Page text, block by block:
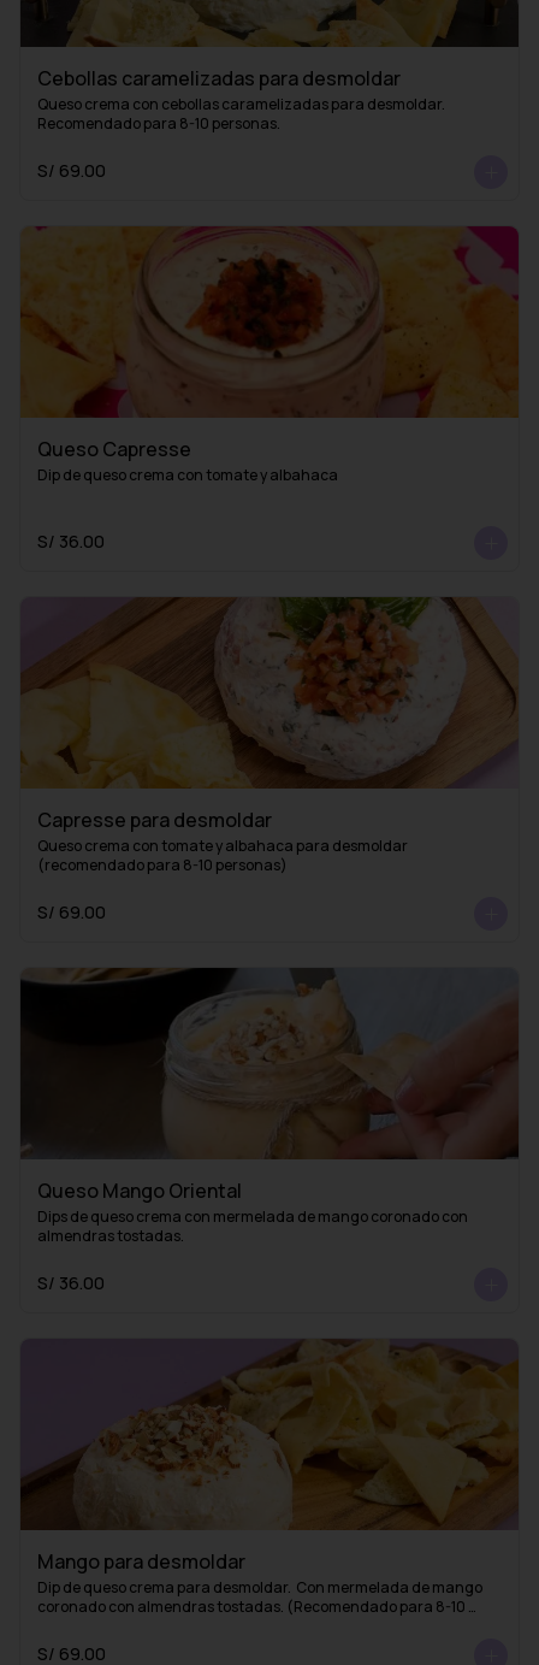
Cebollas caramelizadas para desmoldar
Queso crema con cebollas caramelizadas para desmoldar.
Recomendado para 8-10 personas.
S/ 69.00
Queso Capresse
Dip de queso crema con tomate y albahaca
S/ 36.00
Capresse para desmoldar
Queso crema con tomate y albahaca para desmoldar
(recomendado para 8-10 personas)
S/ 69.00
Queso Mango Oriental
Dips de queso crema con mermelada de mango coronado con
almendras tostadas.
S/ 36.00
Mango para desmoldar
Dip de queso crema para desmoldar.  Con mermelada de mango
coronado con almendras tostadas. (Recomendado para 8-10
S/ 69.00